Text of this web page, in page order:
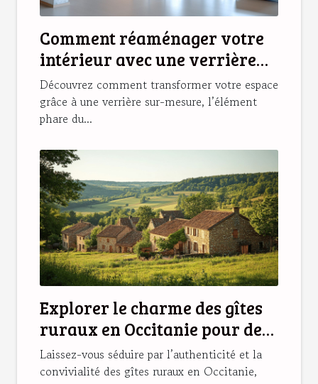
Comment réaménager votre
intérieur avec une verrière
sur-mesure ?
Découvrez comment transformer votre espace
grâce à une verrière sur-mesure, l’élément
phare du...
Explorer le charme des gîtes
ruraux en Occitanie pour des
vacances idéales
Laissez-vous séduire par l’authenticité et la
convivialité des gîtes ruraux en Occitanie,